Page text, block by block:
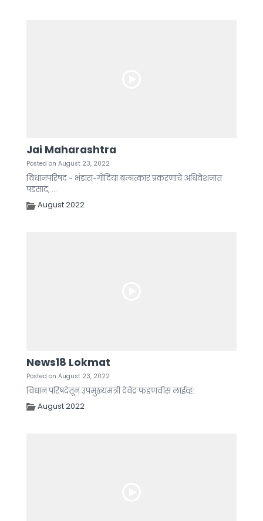
Jai Maharashtra
Posted on August 23, 2022
विधानपरिषद - भंडारा-गोंदिया बलात्कार प्रकरणाचे अधिवेशनात
पडसाद, ...
August 2022
News18 Lokmat
Posted on August 23, 2022
विधान परिषदेतून उपमुख्यमंत्री देवेंद्र फडणवीस लाईव्ह:
August 2022